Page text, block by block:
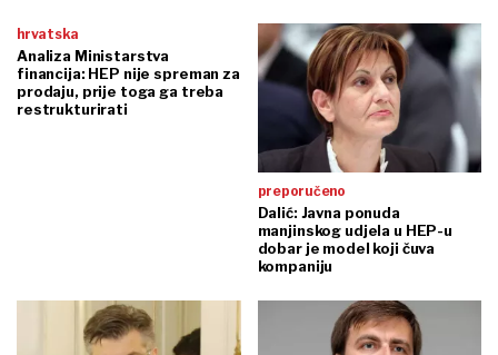
hrvatska
Analiza Ministarstva
financija: HEP nije spreman za
prodaju, prije toga ga treba
restrukturirati
preporučeno
Dalić: Javna ponuda
manjinskog udjela u HEP-u
dobar je model koji čuva
kompaniju